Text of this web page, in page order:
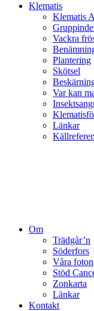
Klematis
Klematis
Vackra
Plantering
Skötsel
Var kan
Länkar
Om
Trädgår’n
Söderfors
Våra foton
Stöd
Zonkarta
Länkar
Kontakt